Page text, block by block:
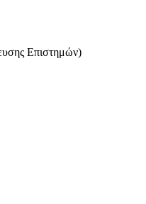
Επιστημών)